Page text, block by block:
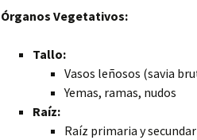
Órganos Vegetativos:
Tallo:
Vasos leñosos (savia
Yemas, ramas, nudos
Raíz:
Raíz primaria y